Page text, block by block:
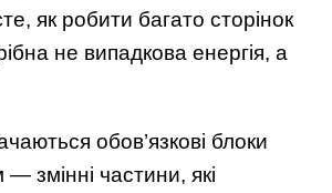
як робити багато сторінок
не випадкова енергія, а
обов’язкові блоки
— змінні частини, які